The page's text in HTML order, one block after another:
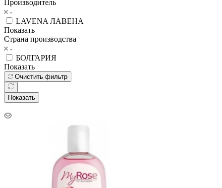
Производитель
LAVENA ЛАВЕНА
Показать
Страна производства
БОЛГАРИЯ
Показать
Очистить фильтр
Показать